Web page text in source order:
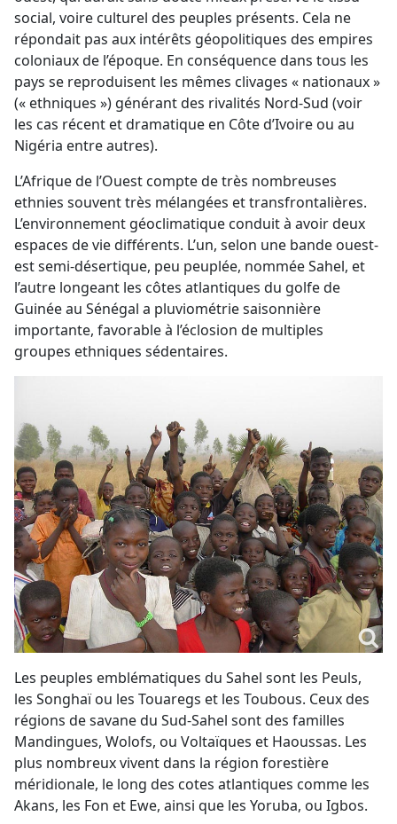
social, voire culturel des peuples présents. Cela ne
répondait pas aux intérêts géopolitiques des empires
coloniaux de l’époque. En conséquence dans tous les
pays se reproduisent les mêmes clivages « nationaux »
(« ethniques ») générant des rivalités Nord-Sud (voir
les cas récent et dramatique en Côte d’Ivoire ou au
Nigéria entre autres).
L’Afrique de l’Ouest compte de très nombreuses
ethnies souvent très mélangées et transfrontalières.
L’environnement géoclimatique conduit à avoir deux
espaces de vie différents. L’un, selon une bande ouest-
est semi-désertique, peu peuplée, nommée Sahel, et
l’autre longeant les côtes atlantiques du golfe de
Guinée au Sénégal a pluviométrie saisonnière
importante, favorable à l’éclosion de multiples
groupes ethniques sédentaires.
Les peuples emblématiques du Sahel sont les Peuls,
les Songhaï ou les Touaregs et les Toubous. Ceux des
régions de savane du Sud-Sahel sont des familles
Mandingues, Wolofs, ou Voltaïques et Haoussas. Les
plus nombreux vivent dans la région forestière
méridionale, le long des cotes atlantiques comme les
Akans, les Fon et Ewe, ainsi que les Yoruba, ou Igbos.